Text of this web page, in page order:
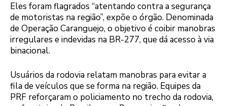
Eles foram flagrados “atentando contra a segurança
de motoristas na região”, expõe o órgão. Denominada
de Operação Caranguejo, o objetivo é coibir manobras
irregulares e indevidas na BR-277, que dá acesso à via
binacional.
Usuários da rodovia relatam manobras para evitar a
fila de veículos que se forma na região. Equipes da
PRF reforçaram o policiamento no trecho da rodovia,